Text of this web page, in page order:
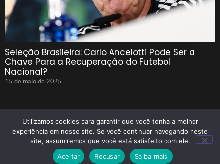
Seleção Brasileira: Carlo Ancelotti Pode Ser a
Chave Para a Recuperação do Futebol
Nacional?
15 de maio de 2025
© 2025 Tenho Que Saber Todos Os Direitos Reservados
Utilizamos cookies para garantir que você tenha a melhor
experiência em nosso site. Se você continuar navegando neste
site, assumiremos que você está satisfeito com ele.
Aceitar
Recusar Saiba mais